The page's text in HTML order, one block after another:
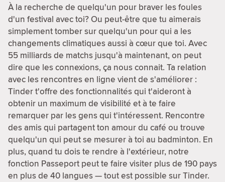
À la recherche de quelqu'un pour braver les foules
d'un festival avec toi? Ou peut-être que tu aimerais
simplement tomber sur quelqu'un pour qui a les
changements climatiques aussi à cœur que toi. Avec
55 milliards de matchs jusqu'à maintenant, on peut
dire que les connexions, ça nous connait. Ta relation
avec les rencontres en ligne vient de s'améliorer :
Tinder t'offre des fonctionnalités qui t'aideront à
obtenir un maximum de visibilité et à te faire
remarquer par les gens qui t'intéressent. Rencontre
des amis qui partagent ton amour du café ou trouve
quelqu'un qui peut se mesurer à toi au badminton. En
plus, quand tu dois te rendre à l'extérieur, notre
fonction Passeport peut te faire visiter plus de 190 pays
en plus de 40 langues — tout est possible sur Tinder.